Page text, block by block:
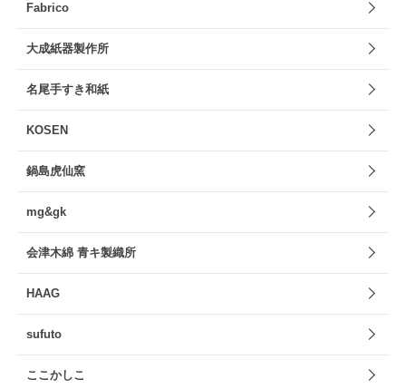
Fabrico
大成紙器製作所
名尾手すき和紙
KOSEN
鍋島虎仙窯
mg&gk
会津木綿 青キ製織所
HAAG
sufuto
ここかしこ